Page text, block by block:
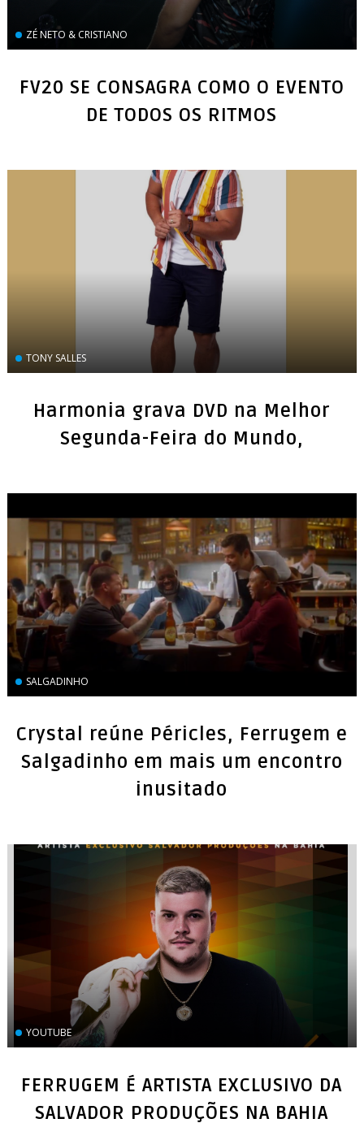
ZÉ NETO & CRISTIANO
FV20 SE CONSAGRA COMO O EVENTO
DE TODOS OS RITMOS
TONY SALLES
Harmonia grava DVD na Melhor
Segunda-Feira do Mundo,
SALGADINHO
Crystal reúne Péricles, Ferrugem e
Salgadinho em mais um encontro
inusitado
YOUTUBE
FERRUGEM É ARTISTA EXCLUSIVO DA
SALVADOR PRODUÇÕES NA BAHIA